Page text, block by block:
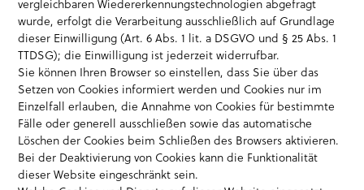
vergleichbaren Wiedererkennungstechnologien abgefragt
wurde, erfolgt die Verarbeitung ausschließlich auf Grundlage
dieser Einwilligung (Art. 6 Abs. 1 lit. a DSGVO und § 25 Abs. 1
TTDSG); die Einwilligung ist jederzeit widerrufbar.
Sie können Ihren Browser so einstellen, dass Sie über das
Setzen von Cookies informiert werden und Cookies nur im
Einzelfall erlauben, die Annahme von Cookies für bestimmte
Fälle oder generell ausschließen sowie das automatische
Löschen der Cookies beim Schließen des Browsers aktivieren.
Bei der Deaktivierung von Cookies kann die Funktionalität
dieser Website eingeschränkt sein.